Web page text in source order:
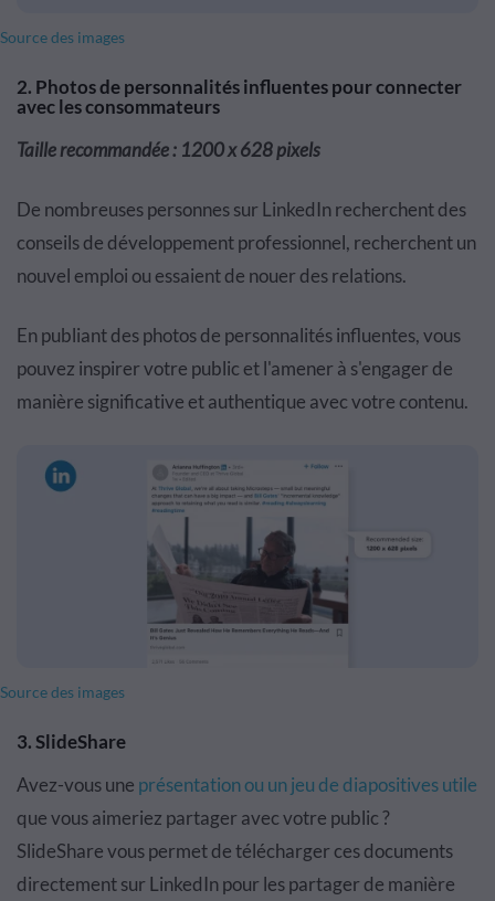
Source des images
2. Photos de personnalités influentes pour connecter
avec les consommateurs
Taille recommandée : 1200 x 628 pixels
De nombreuses personnes sur LinkedIn recherchent des
conseils de développement professionnel, recherchent un
nouvel emploi ou essaient de nouer des relations.
En publiant des photos de personnalités influentes, vous
pouvez inspirer votre public et l'amener à s'engager de
manière significative et authentique avec votre contenu.
Source des images
3. SlideShare
Avez-vous une présentation ou un jeu de diapositives utile
que vous aimeriez partager avec votre public ?
SlideShare vous permet de télécharger ces documents
directement sur LinkedIn pour les partager de manière